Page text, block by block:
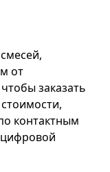
от
заказать
контактным